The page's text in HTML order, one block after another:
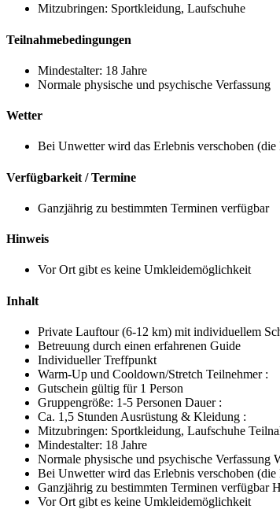
Mitzubringen: Sportkleidung, Laufschuhe
Teilnahmebedingungen
Mindestalter: 18 Jahre
Normale physische und psychische Verfassung
Wetter
Bei Unwetter wird das Erlebnis verschoben
Verfügbarkeit / Termine
Ganzjährig zu bestimmten Terminen verfügbar
Hinweis
Vor Ort gibt es keine Umkleidemöglichkeit
Inhalt
Private Lauftour (6-12 km) mit individuellem
Betreuung durch einen erfahrenen Guide
Individueller Treffpunkt
Warm-Up und Cooldown/Stretch Teilnehmer :
Gutschein gültig für 1 Person
Gruppengröße: 1-5 Personen Dauer :
Ca. 1,5 Stunden Ausrüstung & Kleidung :
Mitzubringen: Sportkleidung, Laufschuhe
Mindestalter: 18 Jahre
Normale physische und psychische Verfassung
Bei Unwetter wird das Erlebnis verschoben
Ganzjährig zu bestimmten Terminen verfügbar
Vor Ort gibt es keine Umkleidemöglichkeit